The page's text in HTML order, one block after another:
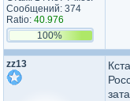
Сообщений: 374
Ratio: 40.976
100%
zz13